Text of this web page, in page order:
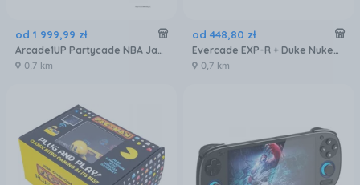
od 1 999,99 zł
Arcade1UP Partycade NBA Jam Shaq Edition NBSD23160
0,7 km
od 448,80 zł
Evercade EXP-R + Duke Nukem Collection 1
0,7 km